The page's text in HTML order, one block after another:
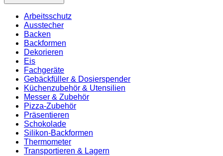
Arbeitsschutz
Ausstecher
Backen
Backformen
Dekorieren
Eis
Fachgeräte
Gebäckfüller & Dosierspender
Küchenzubehör & Utensilien
Messer & Zubehör
Pizza-Zubehör
Präsentieren
Schokolade
Silikon-Backformen
Thermometer
Transportieren & Lagern